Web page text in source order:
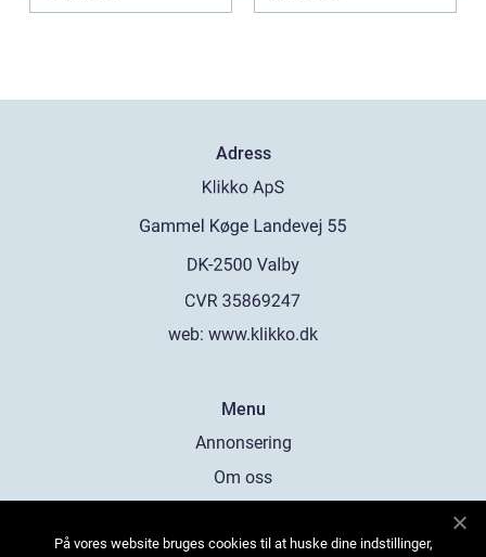
Adress
web: www.klikko.dk
Menu
Annonsering
Om oss
Kontakta oss
På vores website bruges cookies til at huske dine indstillinger,